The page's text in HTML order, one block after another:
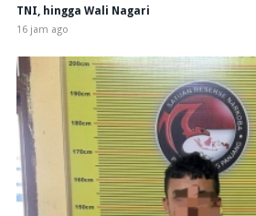
TNI, hingga Wali Nagari
16 jam ago